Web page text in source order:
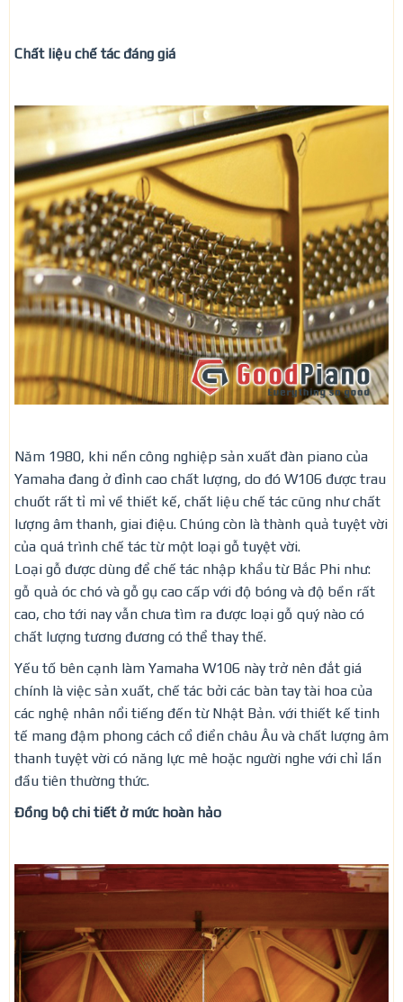
Chất liệu chế tác đáng giá
Năm 1980, khi nền công nghiệp sản xuất đàn piano của
Yamaha đang ở đỉnh cao chất lượng, do đó W106 được trau
chuốt rất tỉ mỉ về thiết kế, chất liệu chế tác cũng như chất
lượng âm thanh, giai điệu. Chúng còn là thành quả tuyệt vời
của quá trình chế tác từ một loại gỗ tuyệt vời.
Loại gỗ được dùng để chế tác nhập khẩu từ Bắc Phi như:
gỗ quả óc chó và gỗ gụ cao cấp với độ bóng và độ bền rất
cao, cho tới nay vẫn chưa tìm ra được loại gỗ quý nào có
chất lượng tương đương có thể thay thế.
Yếu tố bên cạnh làm Yamaha W106 này trở nên đắt giá
chính là việc sản xuất, chế tác bởi các bàn tay tài hoa của
các nghệ nhân nổi tiếng đến từ Nhật Bản. với thiết kế tinh
tế mang đậm phong cách cổ điển châu Âu và chất lượng âm
thanh tuyệt vời có năng lực mê hoặc người nghe với chỉ lần
đầu tiên thường thức.
Đồng bộ chi tiết ở mức hoàn hảo